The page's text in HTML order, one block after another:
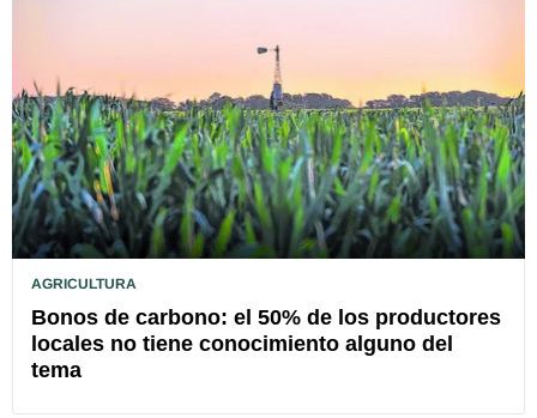
AGRICULTURA
Bonos de carbono: el 50% de los productores
locales no tiene conocimiento alguno del
tema